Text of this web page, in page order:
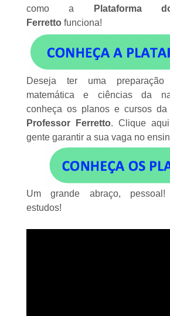
como a
Plataforma
Ferrettofunciona!
Deseja ter uma
matemática e ciências da
conheça os planos e cursos da
Professor Ferretto. Clique aqui
gente garantir a sua vaga no
Um grande abraço,
estudos!